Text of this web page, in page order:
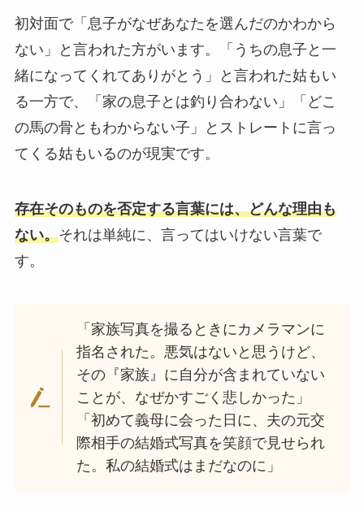
初対面で「息子がなぜあなたを選んだのかわから
ない」と言われた方がいます。「うちの息子と一
緒になってくれてありがとう」と言われた姑もい
る一方で、「家の息子とは釣り合わない」「どこ
の馬の骨ともわからない子」とストレートに言っ
てくる姑もいるのが現実です。
存在そのものを否定する言葉には、どんな理由も
ない。それは単純に、言ってはいけない言葉で
す。
「家族写真を撮るときにカメラマンに
指名された。悪気はないと思うけど、
その『家族』に自分が含まれていない
ことが、なぜかすごく悲しかった」
「初めて義母に会った日に、夫の元交
際相手の結婚式写真を笑顔で見せられ
た。私の結婚式はまだなのに」